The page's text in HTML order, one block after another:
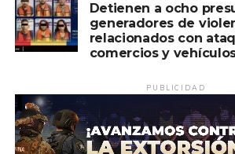
Detienen a ocho
generadores de
relacionados con
comercios y
PUBLICIDAD